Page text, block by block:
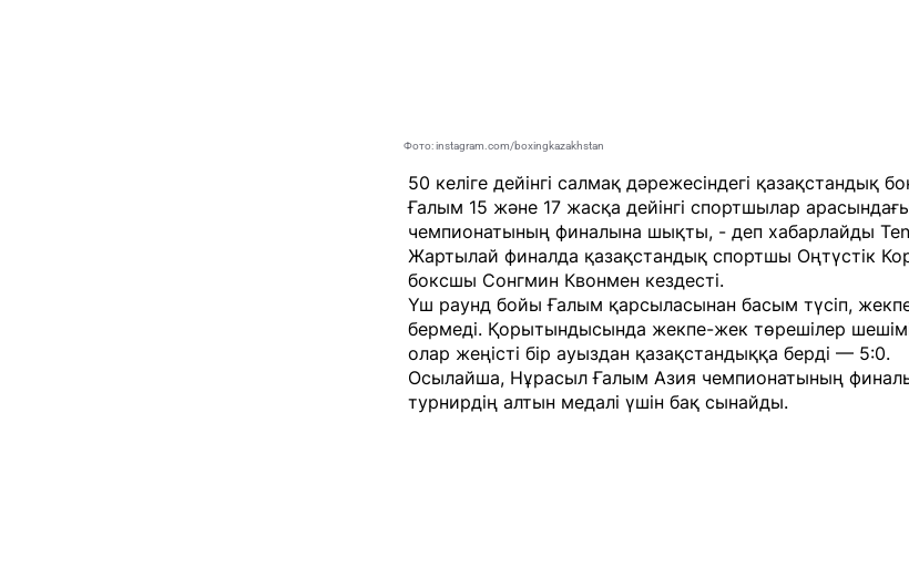
Фото: instagram.com/boxingkazakhstan
50 келіге дейінгі салмақ дәрежесіндегі қазақстандық
Ғалым 15 және 17 жасқа дейінгі спортшылар
чемпионатының финалына шықты, - деп хабарлайды
Жартылай финалда қазақстандық спортшы Оңтүстік
боксшы Сонгмин Квонмен кездесті.
Үш раунд бойы Ғалым қарсыласынан басым түсіп, жекпе-
бермеді. Қорытындысында жекпе-жек төрешілер
олар жеңісті бір ауыздан қазақстандыққа берді — 5:0.
Осылайша, Нұрасыл Ғалым Азия чемпионатының
турнирдің алтын медалі үшін бақ сынайды.